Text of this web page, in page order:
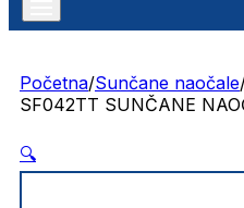
Početna/Sunčane naočale
SF042TT SUNČANE
🔍